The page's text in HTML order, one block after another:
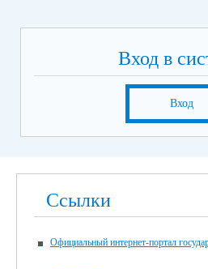
Вход в
Вход
Ссылки
Официальный интернет-портал